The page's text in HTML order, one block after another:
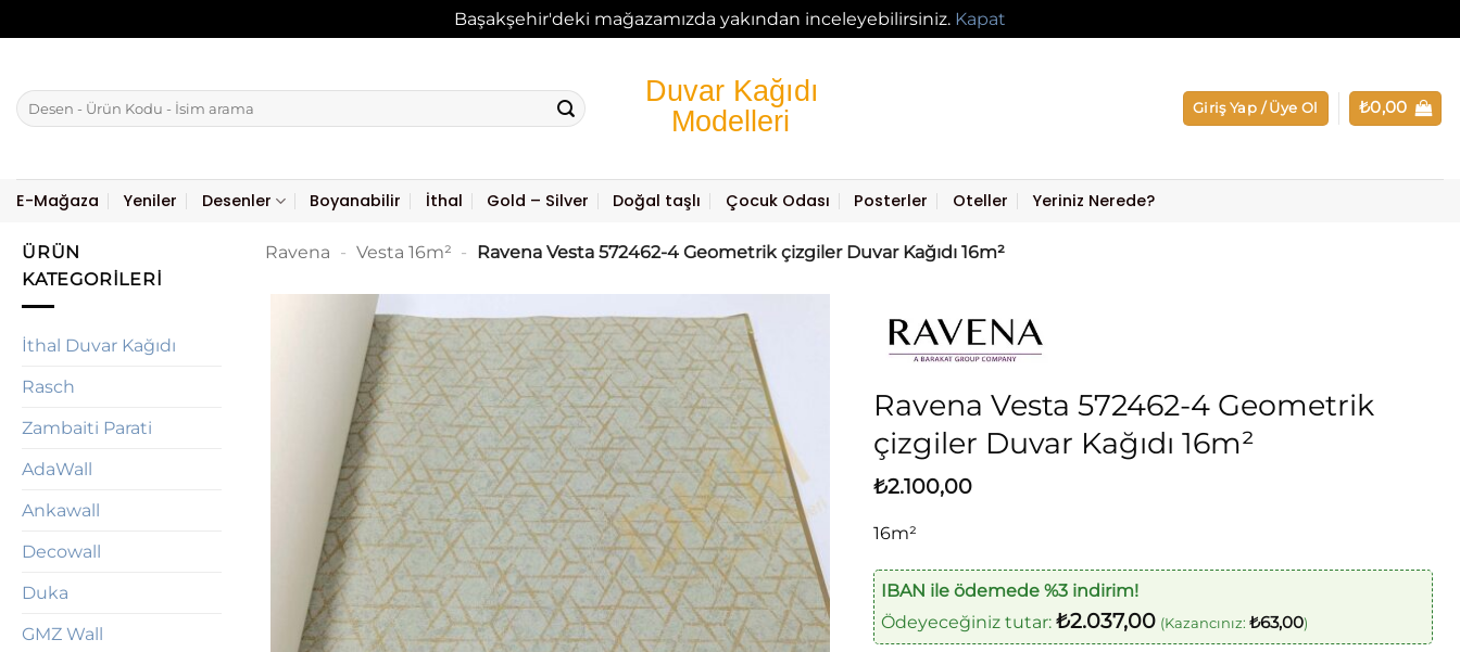
Başakşehir'deki mağazamızda yakından inceleyebilirsiniz. Kapat
Ara:
Giriş Yap / Üye Ol ₺0,00
E-Mağaza Yeniler Desenler Boyanabilir İthal Gold – Silver Doğal taşlı Çocuk Odası Posterler Oteller Yeriniz Nerede?
ÜRÜN
KATEGORILERI
İthal Duvar Kağıdı
Rasch
Zambaiti Parati
AdaWall
Ankawall
Decowall
Duka
GMZ Wall
Ravena - Vesta 16m² - Ravena Vesta 572462-4 Geometrik çizgiler Duvar Kağıdı 16m²
Ravena Vesta 572462-4 Geometrik
çizgiler Duvar Kağıdı 16m²
₺2.100,00
16m²
IBAN ile ödemede %3 indirim!
Ödeyeceğiniz tutar: ₺2.037,00 (Kazancınız: ₺63,00)